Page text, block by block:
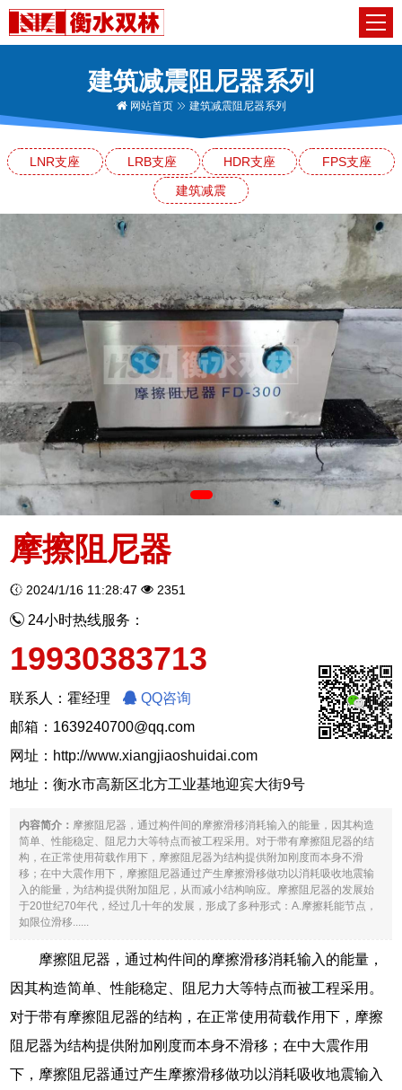
建筑减震阻尼器系列
网站首页 建筑减震阻尼器系列
LNR支座 LRB支座 HDR支座
FPS支座
建筑减震
摩擦阻尼器
2024/1/16 11:28:47 2351
24小时热线服务：
19930383713
联系人：霍经理
QQ咨询
邮箱：1639240700@qq.com
网址： http://www.xiangjiaoshuidai.com
地址：衡水市高新区北方工业基地迎宾大街9号
内容简介： 摩擦阻尼器，通过构件间的摩擦滑移消耗输入的能量，因其构造
简单、性能稳定、阻尼力大等特点而被工程采用。对于带有摩擦阻尼器的结
构，在正常使用荷载作用下，摩擦阻尼器为结构提供附加刚度而本身不滑
移；在中大震作用下，摩擦阻尼器通过产生摩擦滑移做功以消耗吸收地震输
入的能量，为结构提供附加阻尼，从而减小结构响应。摩擦阻尼器的发展始
于20世纪70年代，经过几十年的发展，形成了多种形式：A.摩擦耗能节点，
如限位滑移......
摩擦阻尼器，通过构件间的摩擦滑移消耗输入的能量，
因其构造简单、性能稳定、阻尼力大等特点而被工程采用。
对于带有摩擦阻尼器的结构，在正常使用荷载作用下，摩擦
阻尼器为结构提供附加刚度而本身不滑移；在中大震作用
下，摩擦阻尼器通过产生摩擦滑移做功以消耗吸收地震输入